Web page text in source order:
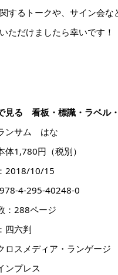
るトークや、サイン会な
ただけましたら幸いです！
見る 看板・標識・ラベル
ンサム はな
体1,780円（税別）
2018/10/15
4-295-40248-0
：288ページ
四六判
ロスメディア・ランゲージ
ンプレス